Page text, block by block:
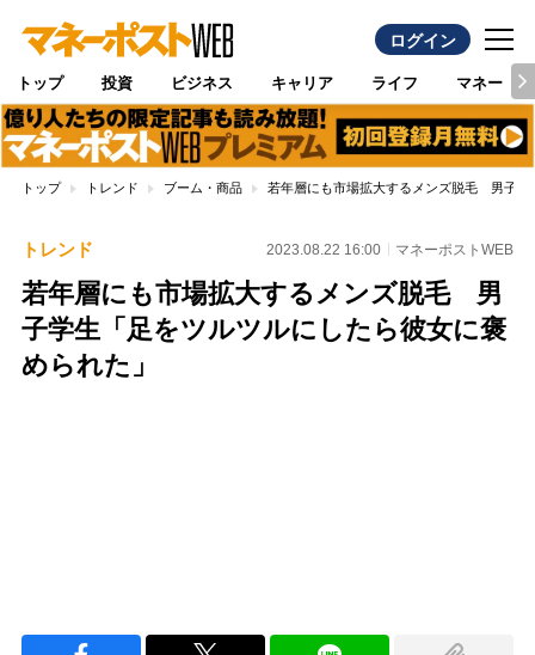
ログイン
トップ 投資 ビジネス キャリア ライフ マネー
トップ トレンド ブーム・商品 若年層にも市場拡大するメンズ脱毛 男子学
トレンド 2023.08.22 16:00 マネーポストWEB
若年層にも市場拡大するメンズ脱毛 男
子学生「足をツルツルにしたら彼女に褒
められた」